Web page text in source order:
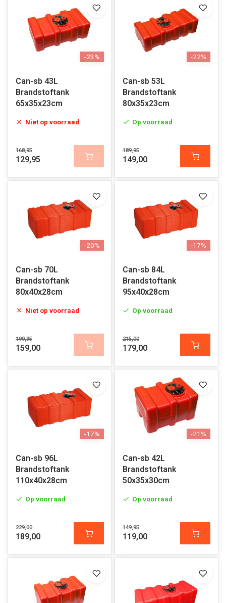
-23%
Can-sb 43L
Brandstoftank
65x35x23cm
Niet op voorraad
168,95
129,95
-22%
Can-sb 53L
Brandstoftank
80x35x23cm
Op voorraad
189,95
149,00
-20%
Can-sb 70L
Brandstoftank
80x40x28cm
Niet op voorraad
199,95
159,00
-17%
Can-sb 84L
Brandstoftank
95x40x28cm
Op voorraad
215,00
179,00
-17%
Can-sb 96L
Brandstoftank
110x40x28cm
Op voorraad
229,00
189,00
-21%
Can-sb 42L
Brandstoftank
50x35x30cm
Op voorraad
149,95
119,00